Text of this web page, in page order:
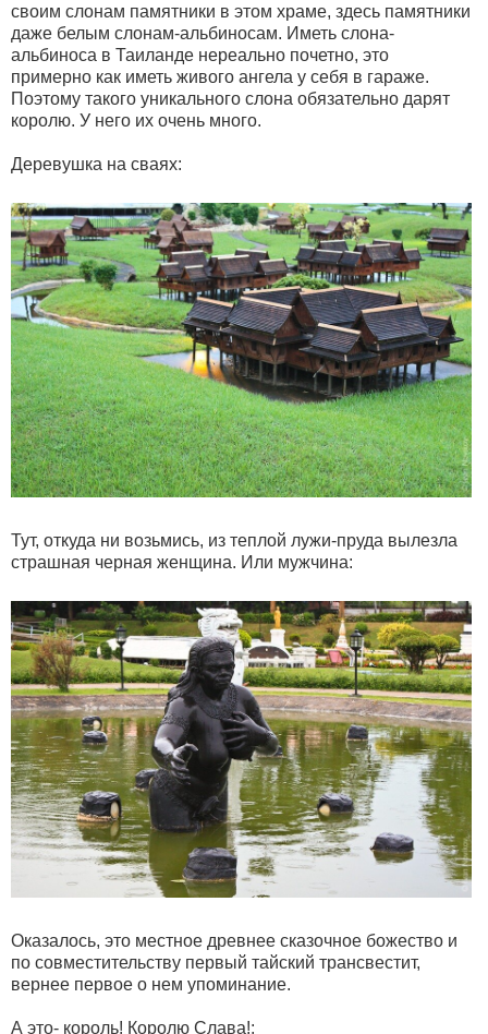
своим слонам памятники в этом храме, здесь памятники
даже белым слонам-альбиносам. Иметь слона-
альбиноса в Таиланде нереально почетно, это
примерно как иметь живого ангела у себя в гараже.
Поэтому такого уникального слона обязательно дарят
королю. У него их очень много.
Деревушка на сваях:
Тут, откуда ни возьмись, из теплой лужи-пруда вылезла
страшная черная женщина. Или мужчина:
Оказалось, это местное древнее сказочное божество и
по совместительству первый тайский трансвестит,
вернее первое о нем упоминание.
А это- король! Королю Слава!: